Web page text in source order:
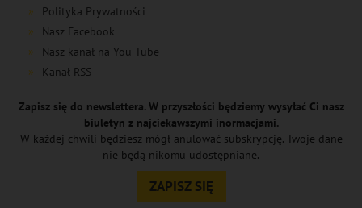
Polityka Prywatności
Nasz Facebook
Nasz kanał na You Tube
Kanał RSS
Zapisz się do newslettera. W przyszłości będziemy wysyłać Ci nasz
biuletyn z najciekawszymi inormacjami.
W każdej chwili będziesz mógł anulować subskrypcję. Twoje dane
nie będą nikomu udostępniane.
ZAPISZ SIĘ